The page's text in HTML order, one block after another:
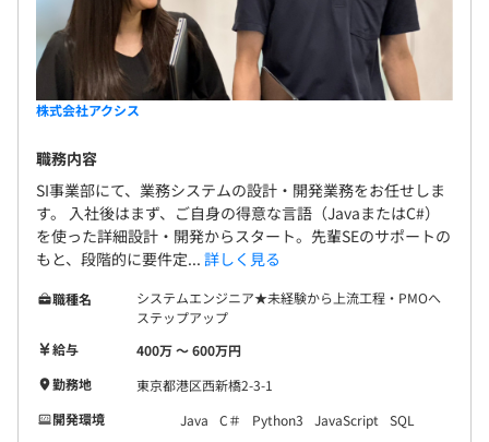
株式会社アクシス
職務内容
SI事業部にて、業務システムの設計・開発業務をお任せしま
す。 入社後はまず、ご自身の得意な言語（JavaまたはC#）
を使った詳細設計・開発からスタート。先輩SEのサポートの
もと、段階的に要件定... 詳しく見る
職種名
システムエンジニア★未経験から上流工程・PMOへ
ステップアップ
給与
400万 〜 600万円
勤務地
東京都港区西新橋2-3-1
開発環境
Java C＃ Python3 JavaScript
SQL